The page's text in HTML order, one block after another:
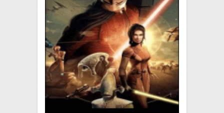
DOPRAVA
XZONE KLUB
TCG & BOARDGAME HUB
VÝKUP HER (BAZAR)